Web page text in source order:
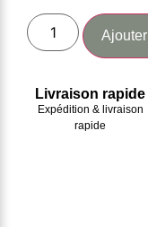
Livraison rapide
Expédition & livraison
rapide